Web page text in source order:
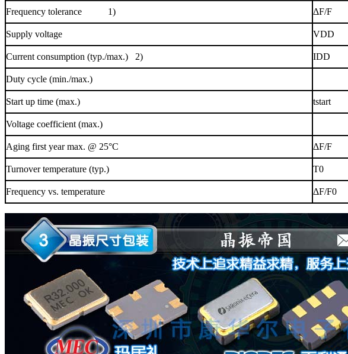
Frequency tolerance 1) ΔF/F
Supply voltage VDD
Current consumption (typ./max.) 2) IDD
Duty cycle (min./max.)
Start up time (max.) tstart
Voltage coefficient (max.)
Aging first year max. @ 25°C ΔF/F
Turnover temperature (typ.) T0
Frequency vs. temperature ΔF/F0